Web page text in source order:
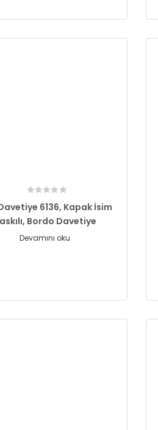
6136, Kapak İsim
Bordo Davetiye
Devamını oku